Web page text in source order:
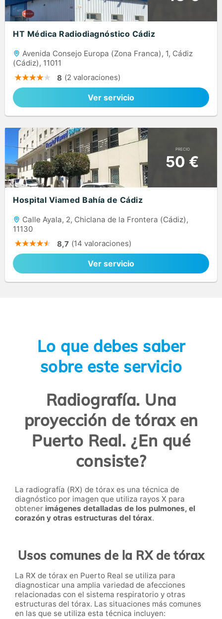
HT Médica Radiodiagnóstico Cádiz
Avenida Consejo Europa (Zona Franca), 1, Cádiz
(Cádiz), 11011
8 (2 valoraciones)
Ver servicio
PRECIO
50 €
Hospital Viamed Bahía de Cádiz
Calle Ayala, 2, Chiclana de la Frontera (Cádiz),
11130
8,7 (14 valoraciones)
Ver servicio
Lo que debes saber
sobre este servicio
Radiografía. Una
proyección de tórax en
Puerto Real. ¿En qué
consiste?
La radiografía (RX) de tórax es una técnica de
diagnóstico por imagen que utiliza rayos X para
obtener imágenes detalladas de los pulmones, el
corazón y otras estructuras del tórax.
Usos comunes de la RX de tórax
La RX de tórax en Puerto Real se utiliza para
diagnosticar una amplia variedad de afecciones
relacionadas con el sistema respiratorio y otras
estructuras del tórax. Las situaciones más comunes
en las que se utiliza esta técnica incluyen: